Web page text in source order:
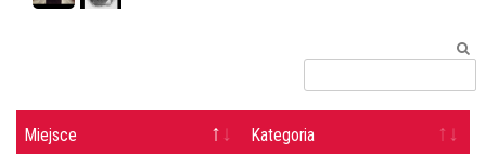
Miejsce Kategoria